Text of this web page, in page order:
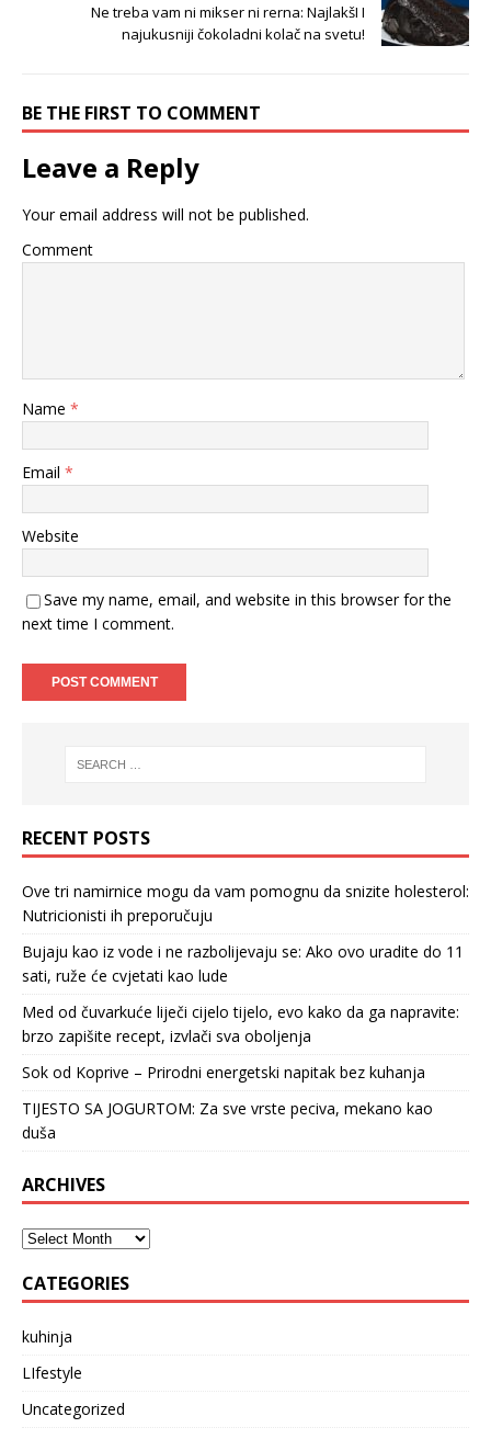
Ne treba vam ni mikser ni rerna: NajlakšI I
najukusniji čokoladni kolač na svetu!
BE THE FIRST TO COMMENT
Leave a Reply
Your email address will not be published.
Comment
Name *
Email *
Website
Save my name, email, and website in this browser for the
next time I comment.
RECENT POSTS
Ove tri namirnice mogu da vam pomognu da snizite holesterol:
Nutricionisti ih preporučuju
Bujaju kao iz vode i ne razbolijevaju se: Ako ovo uradite do 11
sati, ruže će cvjetati kao lude
Med od čuvarkuće liječi cijelo tijelo, evo kako da ga napravite:
brzo zapišite recept, izvlači sva oboljenja
Sok od Koprive – Prirodni energetski napitak bez kuhanja
TIJESTO SA JOGURTOM: Za sve vrste peciva, mekano kao
duša
ARCHIVES
CATEGORIES
kuhinja
LIfestyle
Uncategorized